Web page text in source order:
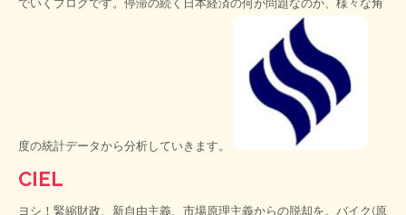
でいくブログです。停滞の続く日本経済の何が問題なのか、様々な角
度の統計データから分析していきます。
CIEL
ヨシ！緊縮財政、新自由主義、市場原理主義からの脱却を。バイク(原